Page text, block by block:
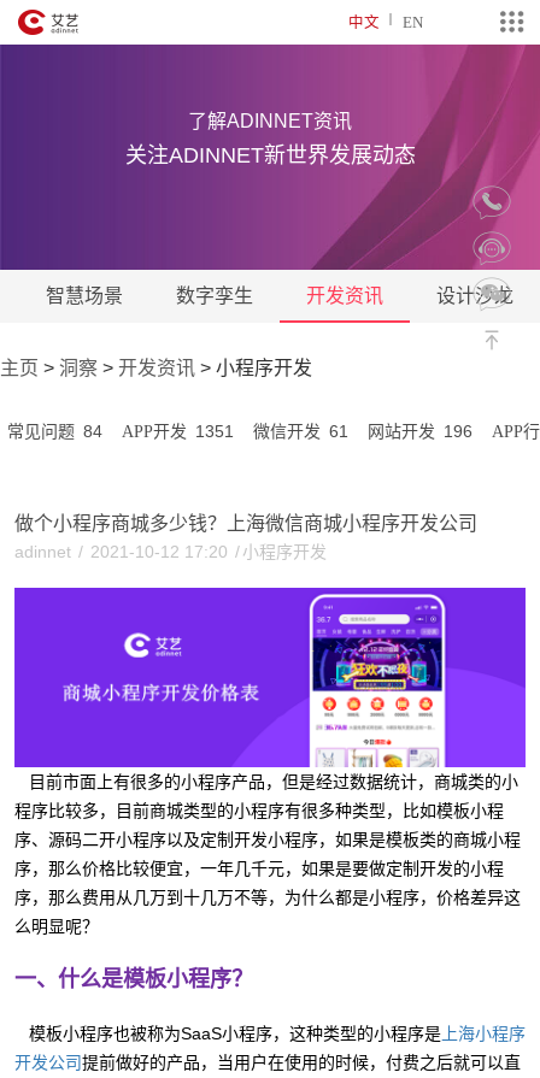
中文 EN
了解ADINNET资讯
关注ADINNET新世界发展动态
智慧场景 数字孪生 开发资讯 设计沙龙
主页 > 洞察 > 开发资讯 > 小程序开发
常见问题 84 APP开发 1351 微信开发 61 网站开发 196 APP
做个小程序商城多少钱？上海微信商城小程序开发公司
adinnet / 2021-10-12 17:20 /小程序开发
目前市面上有很多的小程序产品，但是经过数据统计，商城类的小
程序比较多，目前商城类型的小程序有很多种类型，比如模板小程
序、源码二开小程序以及定制开发小程序，如果是模板类的商城小程
序，那么价格比较便宜，一年几千元，如果是要做定制开发的小程
序，那么费用从几万到十几万不等，为什么都是小程序，价格差异这
么明显呢？
一、什么是模板小程序？
模板小程序也被称为SaaS小程序，这种类型的小程序是 上海小程序
开发公司 提前做好的产品，当用户在使用的时候，付费之后就可以直